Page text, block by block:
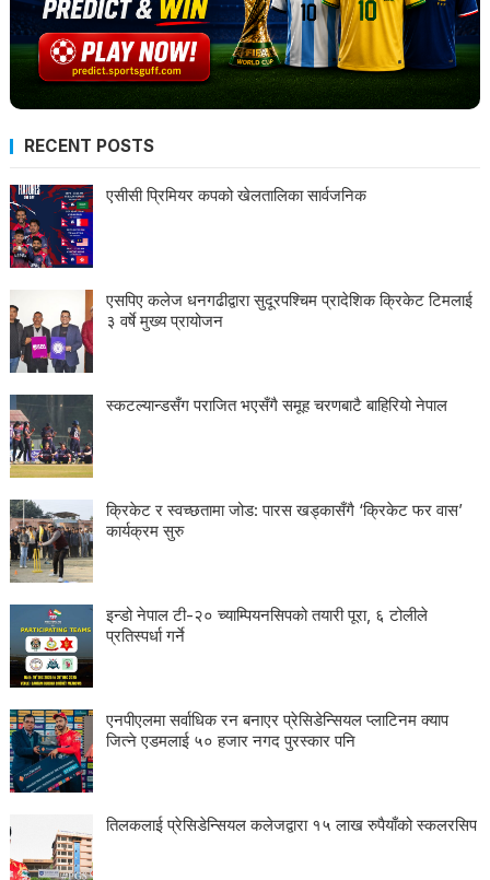
RECENT POSTS
एसीसी प्रिमियर कपको खेलतालिका सार्वजनिक
एसपिए कलेज धनगढीद्वारा सुदूरपश्चिम प्रादेशिक क्रिकेट टिमलाई
३ वर्षे मुख्य प्रायोजन
स्कटल्यान्डसँग पराजित भएसँगै समूह चरणबाटै बाहिरियो नेपाल
क्रिकेट र स्वच्छतामा जोड: पारस खड्कासँगै ‘क्रिकेट फर वास’
कार्यक्रम सुरु
इन्डो नेपाल टी-२० च्याम्पियनसिपको तयारी पूरा, ६ टोलीले
प्रतिस्पर्धा गर्ने
एनपीएलमा सर्वाधिक रन बनाएर प्रेसिडेन्सियल प्लाटिनम क्याप
जित्ने एडमलाई ५० हजार नगद पुरस्कार पनि
तिलकलाई प्रेसिडेन्सियल कलेजद्वारा १५ लाख रुपैयाँको स्कलरसिप